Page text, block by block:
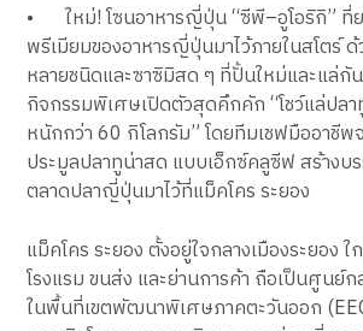
•
ใหม่! โซนอาหารญี่ปุ่น “ซีพี–อูโอริกิ” ที่
พรีเมียมของอาหารญี่ปุ่นมาไว้ภายในสโตร์
หลายชนิดและซาซิมิสด ๆ ที่ปั้นใหม่และแล่
กิจกรรมพิเศษเปิดตัวสุดคึกคัก “โชว์แล่ปลา
หนักกว่า 60 กิโลกรัม” โดยทีมเชฟมืออาชีพ
ประมูลปลาทูน่าสด แบบเอ็กซ์คลูซีฟ สร้างบ
ตลาดปลาญี่ปุ่นมาไว้ที่แม็คโคร ระยอง
แม็คโคร ระยอง ตั้งอยู่ใจกลางเมืองระยอง ใ
โรงแรม ขนส่ง และย่านการค้า ถือเป็นศูนย์
ในพื้นที่เขตพัฒนาพิเศษภาคตะวันออก